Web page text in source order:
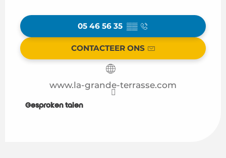
05 46 56 35 ▒▒
CONTACTEER ONS
www.la-grande-terrasse.com
Gesproken talen
Gesproken talen